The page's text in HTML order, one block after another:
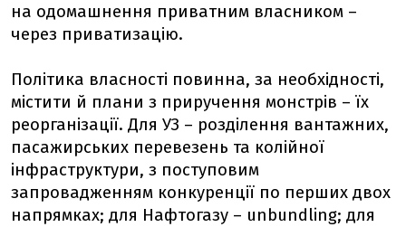
на одомашнення приватним власником –
через приватизацію.
Політика власності повинна, за необхідності,
містити й плани з приручення монстрів – їх
реорганізації. Для УЗ – розділення вантажних,
пасажирських перевезень та колійної
інфраструктури, з поступовим
запровадженням конкуренції по перших двох
напрямках; для Нафтогазу – unbundling; для